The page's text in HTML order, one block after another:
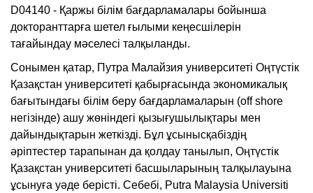
D04140 - Қаржы білім бағдарламалары бойынша
докторанттарға шетел ғылыми кеңесшілерін
тағайындау мәселесі талқыланды.
Сонымен қатар, Путра Малайзия университеті Оңтүстік
Қазақстан университеті қабырғасында экономикалық
бағытындағы білім беру бағдарламаларын (off shore
негізінде) ашу жөніндегі қызығушылықтары мен
дайындықтарын жеткізді. Бұл ұсынысқабіздің
әріптестер тарапынан да қолдау танылып, Оңтүстік
Қазақстан университеті басшыларының талқылауына
ұсынуға уәде берісті. Себебі, Putra Malaysia Universiti